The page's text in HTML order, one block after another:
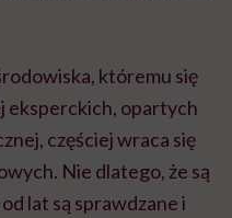
któremu się
eksperckich, opartych
częściej wraca się
Nie dlatego, że są
lat są sprawdzane i